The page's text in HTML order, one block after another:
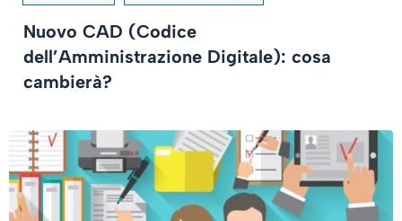
Nuovo CAD (Codice
dell’Amministrazione Digitale): cosa
cambierà?